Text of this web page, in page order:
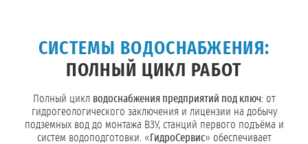
СИСТЕМЫ ВОДОСНАБЖЕНИЯ:
ПОЛНЫЙ ЦИКЛ РАБОТ
Полный цикл водоснабжения предприятий под ключ: от
гидрогеологического заключения и лицензии на добычу
подземных вод до монтажа ВЗУ, станций первого подъёма и
систем водоподготовки. «ГидроСервис» обеспечивает